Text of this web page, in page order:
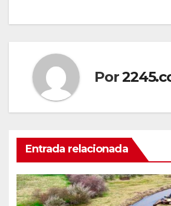
Por
Entrada relacionada